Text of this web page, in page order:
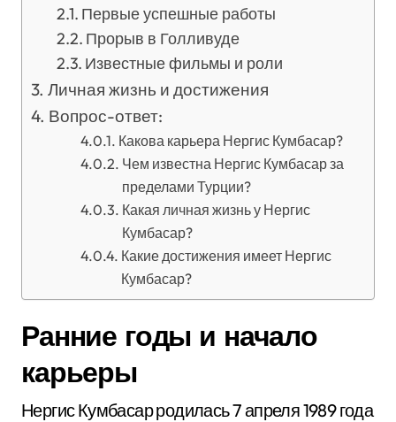
Первые успешные работы
Прорыв в Голливуде
Известные фильмы и роли
Личная жизнь и достижения
Вопрос-ответ:
Какова карьера Нергис Кумбасар?
Чем известна Нергис Кумбасар за
пределами Турции?
Какая личная жизнь у Нергис
Кумбасар?
Какие достижения имеет Нергис
Кумбасар?
Ранние годы и начало
карьеры
Нергис Кумбасар родилась 7 апреля 1989 года